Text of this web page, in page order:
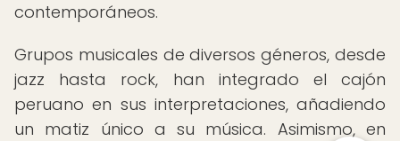
contemporáneos.
Grupos musicales de diversos géneros, desde
jazz hasta rock, han integrado el cajón
peruano en sus interpretaciones, añadiendo
un matiz único a su música. Asimismo, en